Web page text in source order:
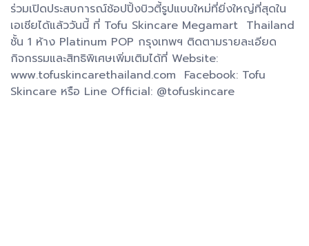
ร่วมเปิดประสบการณ์ช้อปปิ้งบิวตี้รูปแบบใหม่ที่ยิ่งใหญ่ที่สุดใน
เอเชียได้แล้ววันนี้ ที่ Tofu Skincare Megamart Thailand
ชั้น 1 ห้าง Platinum POP กรุงเทพฯ ติดตามรายละเอียด
กิจกรรมและสิทธิพิเศษเพิ่มเติมได้ที่ Website:
www.tofuskincarethailand.com Facebook: Tofu
Skincare หรือ Line Official: @tofuskincare